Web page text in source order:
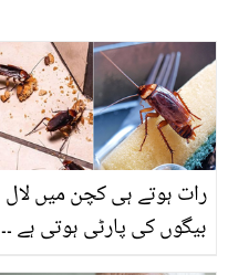
رات ہوتے ہی کچن میں لال
بیگوں کی پارٹی ہوتی ہے ۔۔